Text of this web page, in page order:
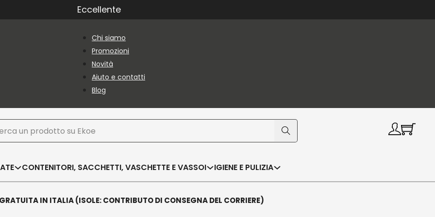
Eccellente
Chi siamo
Promozioni
Novità
Aiuto e contatti
Blog
CONTENITORI, SACCHETTI, VASCHETTE E VASSOI IGIENE E PULIZIA
IN ITALIA (ISOLE: CONTRIBUTO DI CONSEGNA DEL CORRIERE)